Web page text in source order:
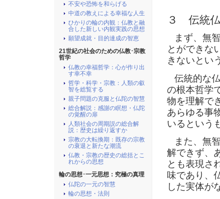
３ 伝統
まず、無
とができな
きないとい
伝統的な
の根本哲学
物を理解で
あらゆる事
いるという
また、無
解できず、
とも表現さ
味であり、
した実体が
不安や恐怖を和らげる
中道の教えによる幸福な人生
ひかりの輪の内観：仏教と融
合した新しい内観実践の思想
願望成就・目的達成の智恵
21世紀の社会のための仏教･宗教
哲学
仏教の幸福哲学：心が作り出
す幸不幸
哲学・科学・宗教：人類の叡
智を総覧する
親子問題の克服と仏陀の智慧
総合解説：感謝の瞑想・仏陀
の覚醒の扉
人類社会の周期説の総合解
説：歴史は繰り返すか
宗教の大転換期：既存の宗教
の衰退と新たな潮流
仏教・宗教の歴史の総括とこ
れからの思想
輪の思想･一元思想：究極の真理
仏陀の一元の智慧
輪の思想・法則